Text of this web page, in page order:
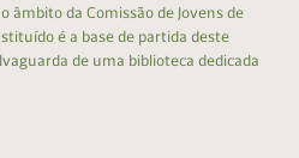
âmbito da Comissão de Jovens de
é a base de partida deste
de uma biblioteca dedicada